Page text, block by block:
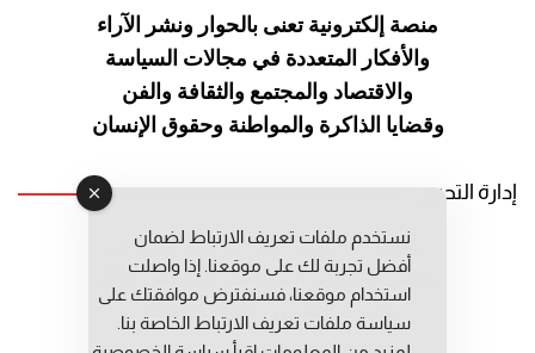
منصة إلكترونية تعنى بالحوار ونشر الآراء
والأفكار المتعددة في مجالات السياسة
والاقتصاد والمجتمع والثقافة والفن
وقضايا الذاكرة والمواطنة وحقوق الإنسان
إدارة التحرير
رئيس التحرير: عبد الرحيم التوراني
رئيس التحرير المساعد: المعطي قبال
مديرة التحرير: فاطمة حوحو
نستخدم ملفات تعريف الارتباط لضمان
أفضل تجربة لك على موقعنا. إذا واصلت
استخدام موقعنا، فسنفترض موافقتك على
سياسة ملفات تعريف الارتباط الخاصة بنا.